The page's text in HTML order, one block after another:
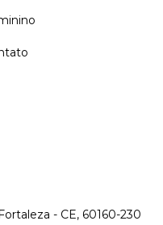
- CE, 60160-230